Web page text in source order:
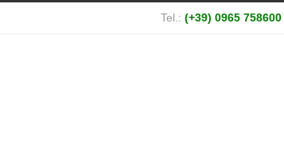
Tel.: (+39) 0965 758600